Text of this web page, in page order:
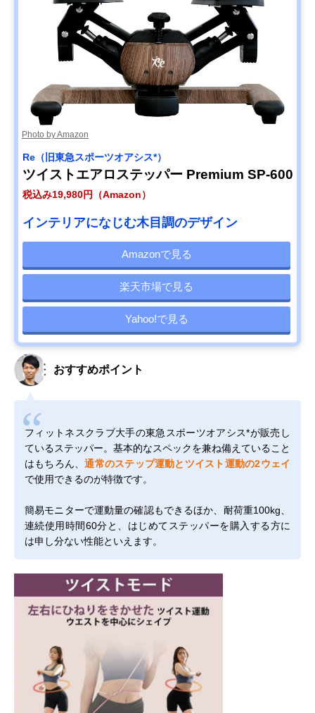
Photo by Amazon
Re（旧東急スポーツオアシス*）
ツイストエアロステッパー Premium SP-600
税込み19,980円（Amazon）
インテリアになじむ木目調のデザイン
Amazonで見る
楽天市場で見る
Yahoo!で見る
おすすめポイント
フィットネスクラブ大手の東急スポーツオアシス*が販売し
ているステッパー。基本的なスペックを兼ね備えていること
はもちろん、通常のステップ運動とツイスト運動の2ウェイ
で使用できるのが特徴です。
簡易モニターで運動量の確認もできるほか、耐荷重100kg、
連続使用時間60分と、はじめてステッパーを購入する方に
は申し分ない性能といえます。